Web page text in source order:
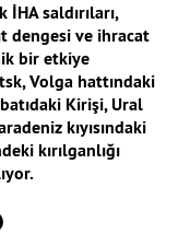
saldırıları,
dengesi ve ihracat
bir etkiye
Volga hattındaki
Kirişi, Ural
kıyısındaki
kırılganlığı